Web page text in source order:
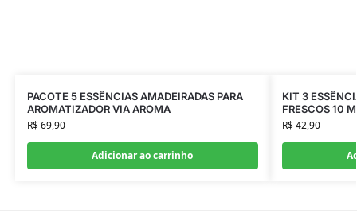
PACOTE 5 ESSÊNCIAS AMADEIRADAS PARA
AROMATIZADOR VIA AROMA
R$69,90
Adicionar ao carrinho
KIT 3
FRESCOS 10
R$42,90